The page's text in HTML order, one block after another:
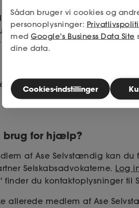
har forhåbentlig klædt dig
have brug for yderligere
med speciale i forvaltningsret.
udarbejdet af vores
brug for hjælp?
af Ase Selvstændig kan
Selskabsadvokaterne. Log
finder du kontaktoplysninger til
allerede medlem af Ase
Sådan bruger vi cookies og
personoplysninger:
med Google's Business Data Site
dine data.
Cookies-indstillinger